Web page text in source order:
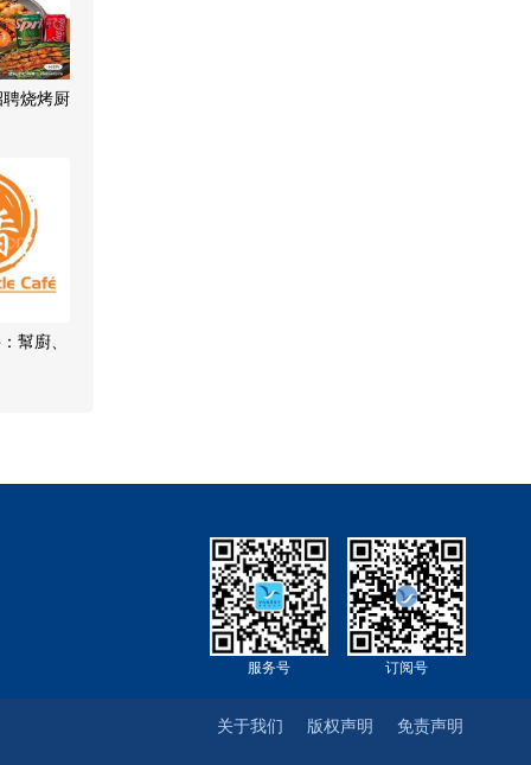
烧烤厨
幫廚、
订阅号
服务号
免责声明
版权声明
关于我们